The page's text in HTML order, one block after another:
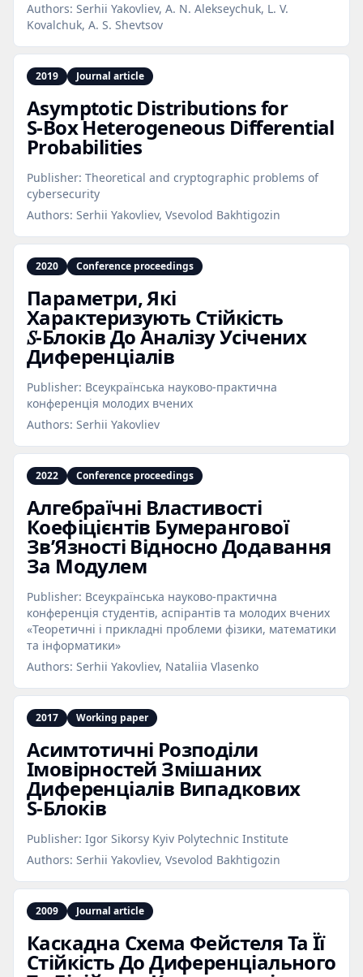
Authors: Serhii Yakovliev, A. N. Alekseychuk, L. V.
Kovalchuk, A. S. Shevtsov
2019 Journal article
Asymptotic Distributions for
S‑Box Heterogeneous Differential
Probabilities
Publisher: Theoretical and cryptographic problems of
cybersecurity
Authors: Serhii Yakovliev, Vsevolod Bakhtigozin
2020 Conference proceedings
Параметри, Якi
Характеризують Стiйкiсть
𝑆‑Блокiв До Аналiзу Усiчених
Диференцiалiв
Publisher: Всеукраїнська науково-практична
конференція молодих вчених
Authors: Serhii Yakovliev
2022 Conference proceedings
Алгебраїчнi Властивостi
Коефiцiєнтiв Бумерангової
Зв’Язностi Вiдносно Додавання
За Модулем
Publisher: Всеукраїнська науково-практична
конференція студентів, аспірантів та молодих вчених
«Теоретичні і прикладні проблеми фізики, математики
та інформатики»
Authors: Serhii Yakovliev, Nataliia Vlasenko
2017 Working paper
Асимтотичні Розподіли
Імовірностей Змішаних
Диференціалів Випадкових
S‑Блоків
Publisher: Igor Sikorsy Kyiv Polytechnic Institute
Authors: Serhii Yakovliev, Vsevolod Bakhtigozin
2009 Journal article
Каскадна Схема Фейстеля Та Її
Стійкість До Диференціального